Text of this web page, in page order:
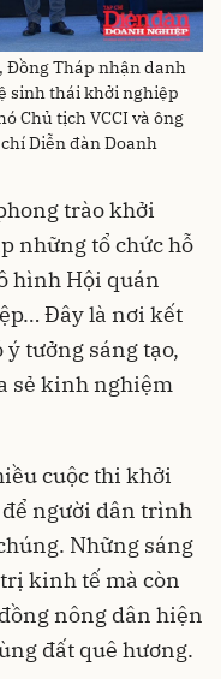
Đồng Tháp nhận danh
sinh thái khởi nghiệp
Chủ tịch VCCI và ông
Diễn đàn Doanh
trào khởi
những tổ chức hỗ
hình Hội quán
Đây là nơi kết
tưởng sáng tạo,
sẻ kinh nghiệm
cuộc thi khởi
để người dân trình
Những sáng
kinh tế mà còn
nông dân hiện
đất quê hương.